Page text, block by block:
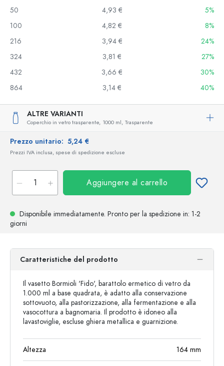
50
4,93 €
5%
100
4,82 €
8%
216
3,94 €
24%
324
3,81 €
27%
432
3,66 €
30%
864
3,14 € 40%
ALTRE VARIANTI
Coperchio in vetro trasparente, 1000 ml, Trasparente
Prezzo unitario: 5,24 €
Prezzi IVA inclusa, spese di spedizione escluse
Aggiungere al carrello
Disponibile immediatamente. Pronto per la spedizione in: 1-2
giorni
Caratteristiche del prodotto
Il vasetto Bormioli 'Fido', barattolo ermetico di vetro da
1.000 ml a base quadrata, è adatto alla conservazione
sottovuoto, alla pastorizzazione, alla fermentazione e alla
vasocottura a bagnomaria. Il prodotto è idoneo alla
lavastoviglie, escluse ghiera metallica e guarnizione.
Altezza 164 mm